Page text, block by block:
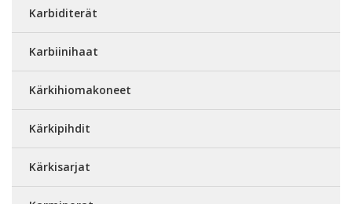
Karbiditerät
Karbiinihaat
Kärkihiomakoneet
Kärkipihdit
Kärkisarjat